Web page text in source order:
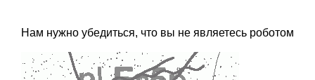
Нам нужно убедиться, что вы не являетесь роботом